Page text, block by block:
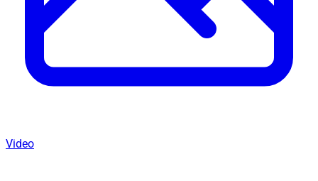
Video